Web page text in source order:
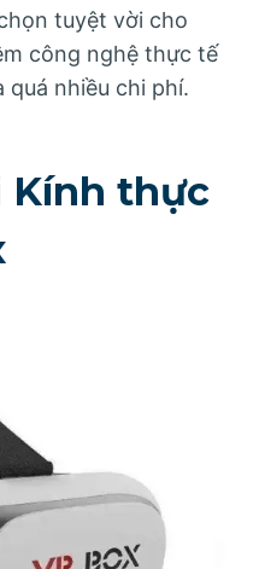
tuyệt vời cho
công nghệ thực tế
quá nhiều chi phí.
Kính thực